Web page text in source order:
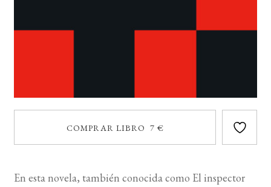
COMPRAR LIBRO 7 €
En esta novela, también conocida como El inspector